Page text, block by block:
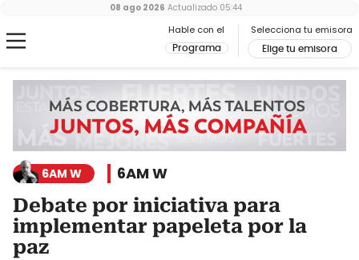
Hable con el
Programa
Selecciona tu emisora
Elige tu emisora
08 ago 2026 Actualizado 05:44
6AM W 6AM W
Debate por iniciativa para
implementar papeleta por la
paz